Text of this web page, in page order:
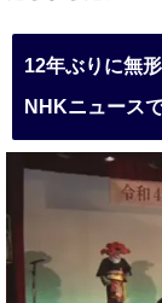
12年ぶりに無
NHKニュース